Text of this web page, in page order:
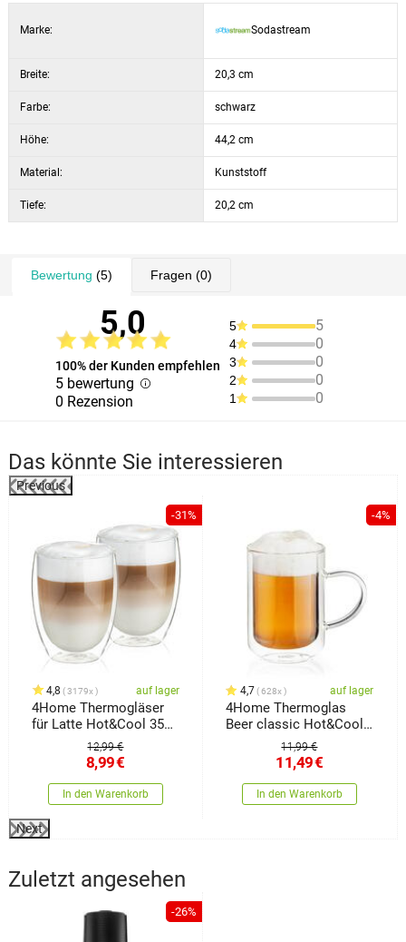
Marke: Sodastream
Breite: 20,3 cm
Farbe: schwarz
Höhe: 44,2 cm
Material: Kunststoff
Tiefe: 20,2 cm
Bewertung (5) Fragen (0)
5,0
100% der Kunden empfehlen
5 bewertung
0 Rezension
5 5
4 0
3 0
2 0
1 0
Das könnte Sie interessieren
Previous
-31%
4,8 3179x auf lager
4Home Thermogläser
für Latte Hot&Cool 350
ml, 2 Stück12,99 €
8,99€
In den Warenkorb
-4%
4,7 628x auf lager
4Home Thermoglas
Beer classic Hot&Cool
550 ml, 1 Stück
11,99 €
11,49€
In den Warenkorb
Next
Zuletzt angesehen
-26%